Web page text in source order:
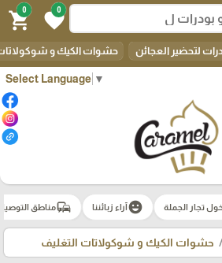
Select Language ▼
0
favorite
0
shopping_cart
لتحضير العجائن حشوات الكيك و
تجار الجملة emoji_emotionsآراء زبائننا commuteمناطق
حشوات الكيك و شوكولاتات التغليف